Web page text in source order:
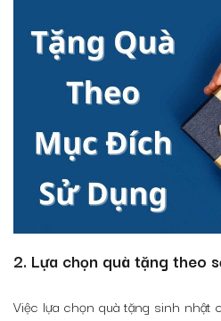
2. Lựa chọn quà tặng theo
Việc lựa chọn quà tặng sinh nhật